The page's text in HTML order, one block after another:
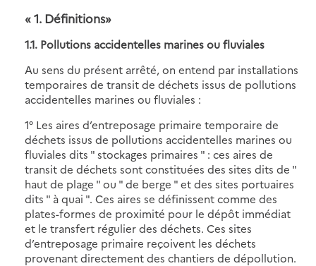
« 1. Définitions»
1.1. Pollutions accidentelles marines ou fluviales
Au sens du présent arrêté, on entend par installations
temporaires de transit de déchets issus de pollutions
accidentelles marines ou fluviales :
1° Les aires d’entreposage primaire temporaire de
déchets issus de pollutions accidentelles marines ou
fluviales dits " stockages primaires " : ces aires de
transit de déchets sont constituées des sites dits de "
haut de plage " ou " de berge " et des sites portuaires
dits " à quai ". Ces aires se définissent comme des
plates-formes de proximité pour le dépôt immédiat
et le transfert régulier des déchets. Ces sites
d’entreposage primaire reçoivent les déchets
provenant directement des chantiers de dépollution.